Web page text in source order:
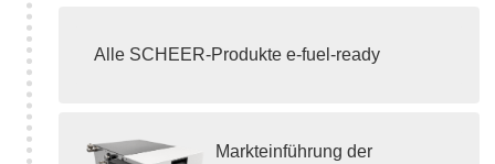
Alle SCHEER-Produkte e-fuel-ready
Markteinführung der